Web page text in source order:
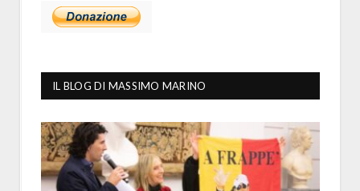
IL BLOG DI MASSIMO MARINO